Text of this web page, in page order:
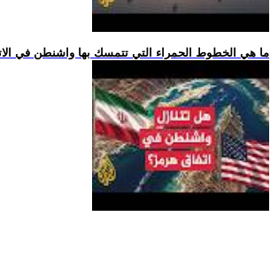
.. ما هي الخطوط الحمراء التي تتمسك بها واشنطن في